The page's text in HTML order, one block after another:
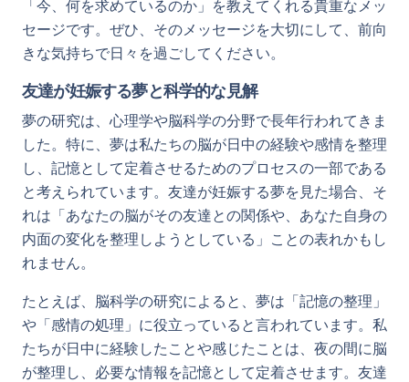
「今、何を求めているのか」を教えてくれる貴重なメッ
セージです。ぜひ、そのメッセージを大切にして、前向
きな気持ちで日々を過ごしてください。
友達が妊娠する夢と科学的な見解
夢の研究は、心理学や脳科学の分野で長年行われてきま
した。特に、夢は私たちの脳が日中の経験や感情を整理
し、記憶として定着させるためのプロセスの一部である
と考えられています。友達が妊娠する夢を見た場合、そ
れは「あなたの脳がその友達との関係や、あなた自身の
内面の変化を整理しようとしている」ことの表れかもし
れません。
たとえば、脳科学の研究によると、夢は「記憶の整理」
や「感情の処理」に役立っていると言われています。私
たちが日中に経験したことや感じたことは、夜の間に脳
が整理し、必要な情報を記憶として定着させます。友達